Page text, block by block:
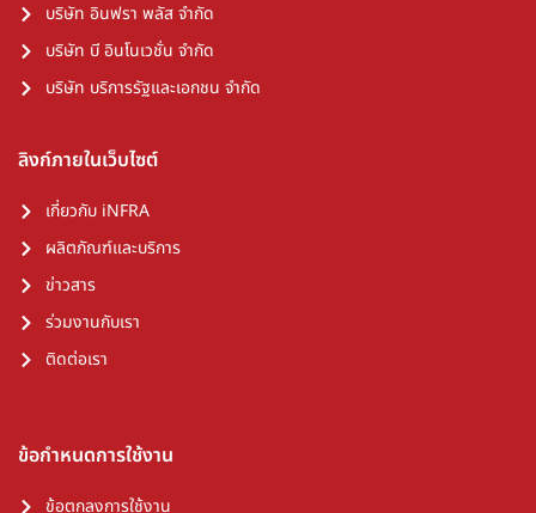
บริษัท อินฟรา พลัส จำกัด
บริษัท บี อินโนเวชั่น จำกัด
บริษัท บริการรัฐและเอกชน จำกัด
ลิงก์ภายในเว็บไซต์
เกี่ยวกับ iNFRA
ผลิตภัณฑ์และบริการ
ข่าวสาร
ร่วมงานกับเรา
ติดต่อเรา
ข้อกำหนดการใช้งาน
ข้อตกลงการใช้งาน